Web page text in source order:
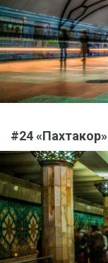
#24 «Пахтакор»